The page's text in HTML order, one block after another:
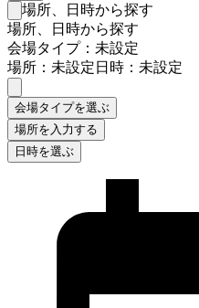
検索フォームを閉じる
場所、日時から探す
場所、日時から探す
会場タイプ：未設定
場所：未設定日時：未設定
会場タイプを選ぶ
場所を入力する
日時を選ぶ